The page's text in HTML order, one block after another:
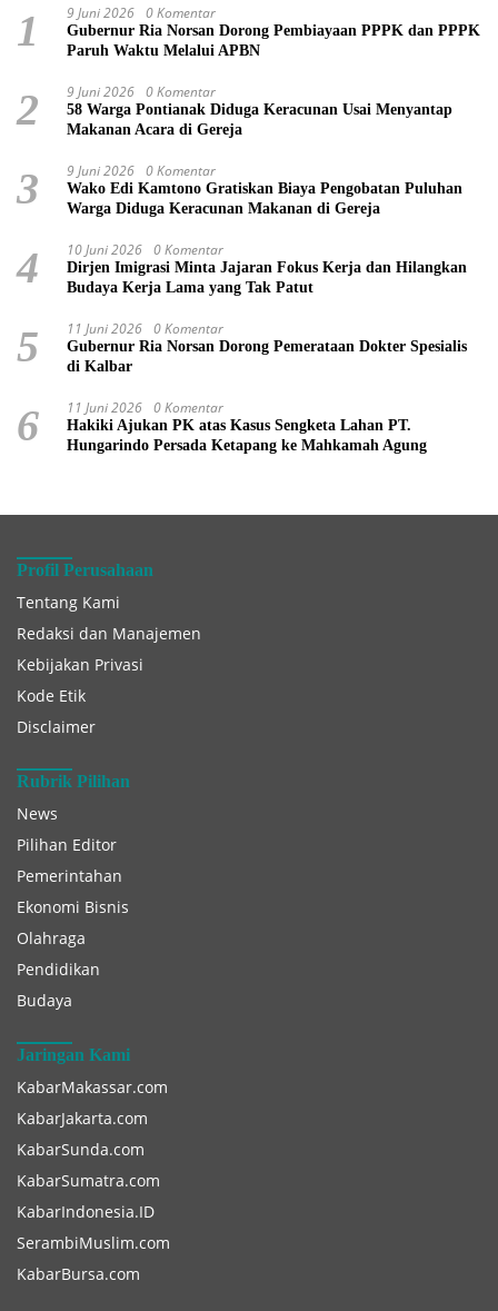
1 9 Juni 2026 0 Komentar
Gubernur Ria Norsan Dorong Pembiayaan PPPK dan PPPK
Paruh Waktu Melalui APBN
2 9 Juni 2026 0 Komentar
58 Warga Pontianak Diduga Keracunan Usai Menyantap
Makanan Acara di Gereja
3 9 Juni 2026 0 Komentar
Wako Edi Kamtono Gratiskan Biaya Pengobatan Puluhan
Warga Diduga Keracunan Makanan di Gereja
4 10 Juni 2026 0 Komentar
Dirjen Imigrasi Minta Jajaran Fokus Kerja dan Hilangkan
Budaya Kerja Lama yang Tak Patut
5 11 Juni 2026 0 Komentar
Gubernur Ria Norsan Dorong Pemerataan Dokter Spesialis
di Kalbar
6 11 Juni 2026 0 Komentar
Hakiki Ajukan PK atas Kasus Sengketa Lahan PT.
Hungarindo Persada Ketapang ke Mahkamah Agung
Profil Perusahaan
Tentang Kami
Redaksi dan Manajemen
Kebijakan Privasi
Kode Etik
Disclaimer
Rubrik Pilihan
News
Pilihan Editor
Pemerintahan
Ekonomi Bisnis
Olahraga
Pendidikan
Budaya
Jaringan Kami
KabarMakassar.com
KabarJakarta.com
KabarSunda.com
KabarSumatra.com
KabarIndonesia.ID
SerambiMuslim.com
KabarBursa.com